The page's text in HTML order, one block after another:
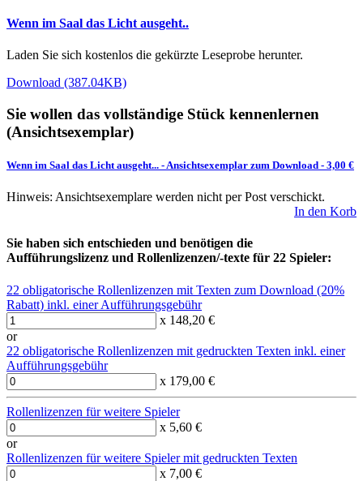
Wenn im Saal das Licht ausgeht..
Laden Sie sich kostenlos die gekürzte Leseprobe herunter.
Download (387.04KB)
Sie wollen das vollständige Stück kennenlernen
(Ansichtsexemplar)
Wenn im Saal das Licht ausgeht... - Ansichtsexemplar zum Download - 3,00 €
Hinweis: Ansichtsexemplare werden nicht per Post verschickt.
In den Korb
Sie haben sich entschieden und benötigen die
Aufführungslizenz und Rollenlizenzen/-texte für 22 Spieler:
22 obligatorische Rollenlizenzen mit Texten zum Download (20%
Rabatt) inkl. einer Aufführungsgebühr
x 148,20 €
or
22 obligatorische Rollenlizenzen mit gedruckten Texten inkl. einer
Aufführungsgebühr
x 179,00 €
Rollenlizenzen für weitere Spieler
x 5,60 €
or
Rollenlizenzen für weitere Spieler mit gedruckten Texten
x 7,00 €